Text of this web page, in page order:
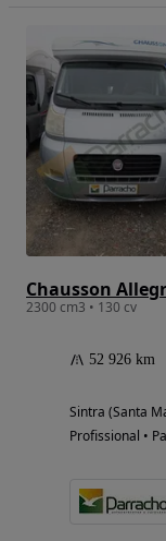
Chausson
2300 cm3 • 130 cv
52 926 km
Sintra (Santa
Profissional •